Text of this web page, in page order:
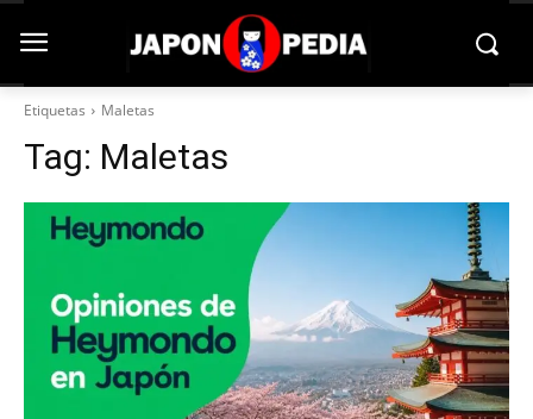
Etiquetas Maletas
Tag: Maletas